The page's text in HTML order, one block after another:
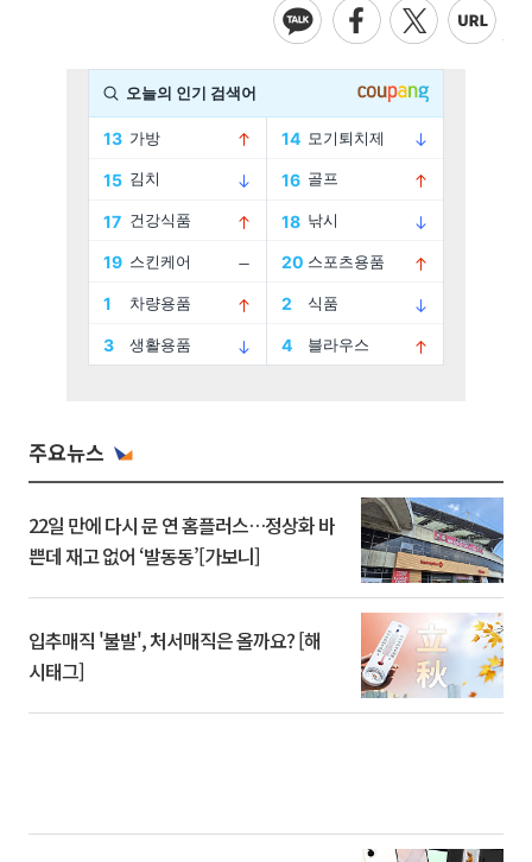
주요뉴스
22일 만에 다시 문 연 홈플러스…정상화 바
쁜데 재고 없어 ‘발동동’[가보니]
입추매직 '불발', 처서매직은 올까요? [해
시태그]